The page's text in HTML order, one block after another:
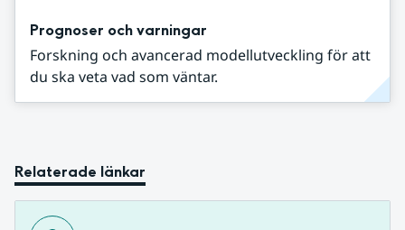
Prognoser och varningar
Forskning och avancerad modellutveckling för att
du ska veta vad som väntar.
Relaterade länkar